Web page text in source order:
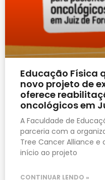
Educação Física
novo projeto de
oferece
oncológicos em
A Faculdade de
parceria com a
Tree Cancer Alliance e
início ao projeto
CONTINUAR LENDO »